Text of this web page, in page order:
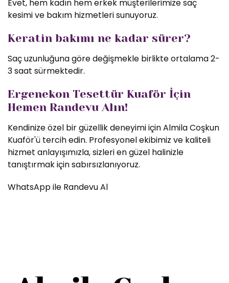
Evet, hem kadın hem erkek müşterilerimize saç
kesimi ve bakım hizmetleri sunuyoruz.
Keratin bakımı ne kadar sürer?
Saç uzunluğuna göre değişmekle birlikte ortalama 2-
3 saat sürmektedir.
Ergenekon Tesettür Kuaför İçin
Hemen Randevu Alın!
Kendinize özel bir güzellik deneyimi için Almila Coşkun
Kuaför'ü tercih edin. Profesyonel ekibimiz ve kaliteli
hizmet anlayışımızla, sizleri en güzel halinizle
tanıştırmak için sabırsızlanıyoruz.
WhatsApp ile Randevu Al